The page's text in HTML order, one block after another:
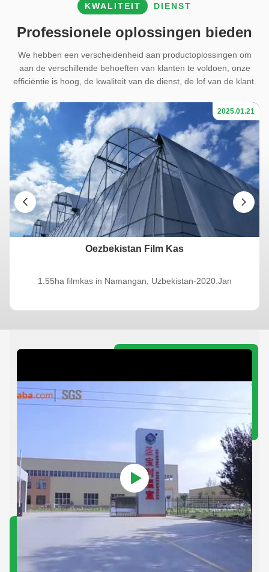
KWALITEIT DIENST
Professionele oplossingen bieden
We hebben een verscheidenheid aan productoplossingen om
aan de verschillende behoeften van klanten te voldoen, onze
efficiëntie is hoog, de kwaliteit van de dienst, de lof van de klant.
2025.01.21
Oezbekistan Film Kas
1.55ha filmkas in Namangan, Uzbekistan-2020.Jan